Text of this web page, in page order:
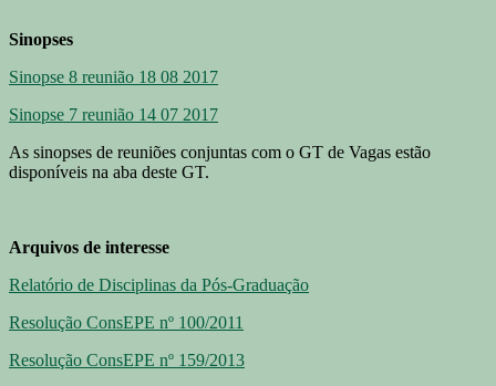
Sinopses
Sinopse 8 reunião 18 08 2017
Sinopse 7 reunião 14 07 2017
As sinopses de reuniões conjuntas com o GT de Vagas estão
disponíveis na aba deste GT.
Arquivos de interesse
Relatório de Disciplinas da Pós-Graduação
Resolução ConsEPE nº 100/2011
Resolução ConsEPE nº 159/2013